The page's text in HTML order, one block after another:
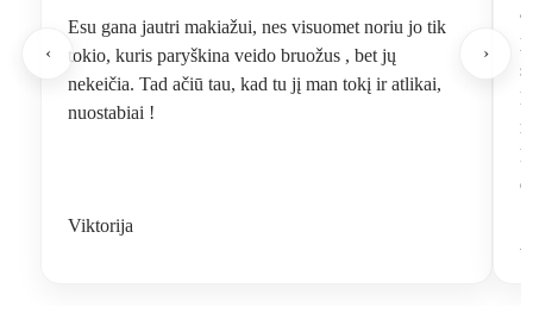
Esu gana jautri makiažui, nes visuomet noriu jo tik
tokio, kuris paryškina veido bruožus , bet jų
nekeičia. Tad ačiū tau, kad tu jį man tokį ir atlikai,
nuostabiai !
Viktorija
‹ ›